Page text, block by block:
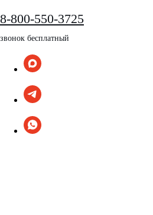
8-800-550-3725
звонок бесплатный